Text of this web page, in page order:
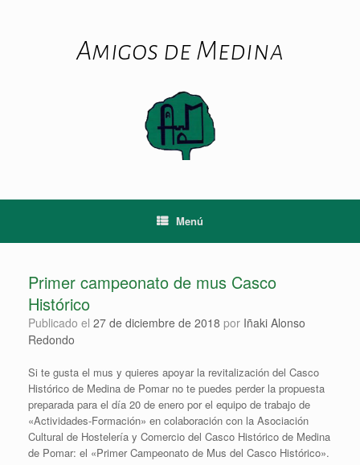
Amigos de Medina
Menú
Primer campeonato de mus Casco
Histórico
Publicado el 27 de diciembre de 2018 por Iñaki Alonso
Redondo
Si te gusta el mus y quieres apoyar la revitalización del Casco
Histórico de Medina de Pomar no te puedes perder la propuesta
preparada para el día 20 de enero por el equipo de trabajo de
«Actividades-Formación» en colaboración con la Asociación
Cultural de Hostelería y Comercio del Casco Histórico de Medina
de Pomar: el «Primer Campeonato de Mus del Casco Histórico».